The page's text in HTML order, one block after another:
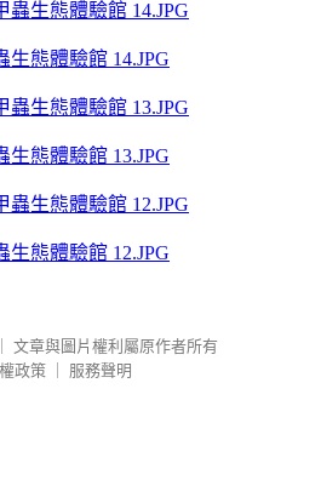
態體驗館 14.JPG
態體驗館 13.JPG
態體驗館 12.JPG
文章與圖片權利屬原作者所有
政策
服務聲明